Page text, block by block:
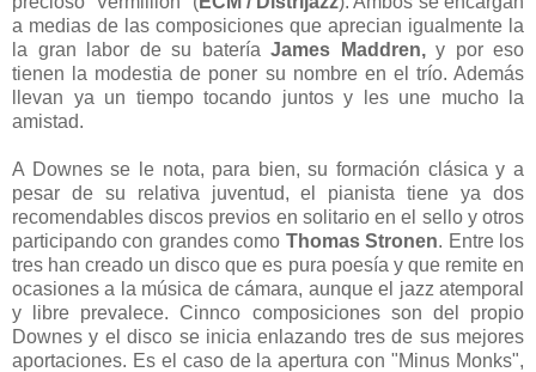
a medias de las composiciones que aprecian igualmente la
la gran labor de su batería James Maddren, y por eso
tienen la modestia de poner su nombre en el trío. Además
llevan ya un tiempo tocando juntos y les une mucho la
amistad.
A Downes se le nota, para bien, su formación clásica y a
pesar de su relativa juventud, el pianista tiene ya dos
recomendables discos previos en solitario en el sello y otros
participando con grandes como Thomas Stronen. Entre los
tres han creado un disco que es pura poesía y que remite en
ocasiones a la música de cámara, aunque el jazz atemporal
y libre prevalece. Cinnco composiciones son del propio
Downes y el disco se inicia enlazando tres de sus mejores
aportaciones. Es el caso de la apertura con "Minus Monks",